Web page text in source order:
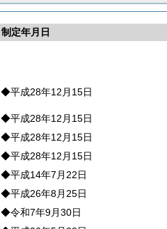
制定年月日
◆平成28年12月15日
◆平成28年12月15日
◆平成28年12月15日
◆平成28年12月15日
◆平成14年7月22日
◆平成26年8月25日
◆令和7年9月30日